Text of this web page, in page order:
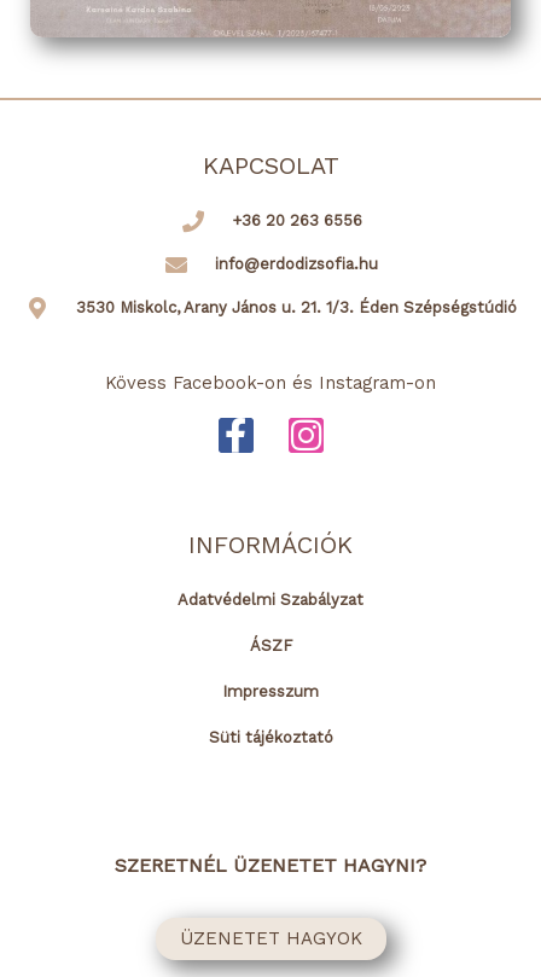
KAPCSOLAT
+36 20 263 6556
info@erdodizsofia.hu
3530 Miskolc, Arany János u. 21. 1/3. Éden Szépségstúdió
Kövess Facebook-on és Instagram-on
F
e
o
o
k
-
f
I
t
g
a
INFORMÁCIÓK
Adatvédelmi Szabályzat
ÁSZF
Impresszum
Süti tájékoztató
SZERETNÉL ÜZENETET HAGYNI?
ÜZENETET HAGYOK